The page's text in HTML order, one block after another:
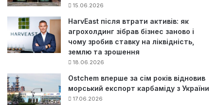
15.06.2026
HarvEast після втрати активів: як
агрохолдинг зібрав бізнес заново і
чому зробив ставку на ліквідність,
землю та зрошення
18.06.2026
Ostchem вперше за сім років відновив
морський експорт карбаміду з України
17.06.2026